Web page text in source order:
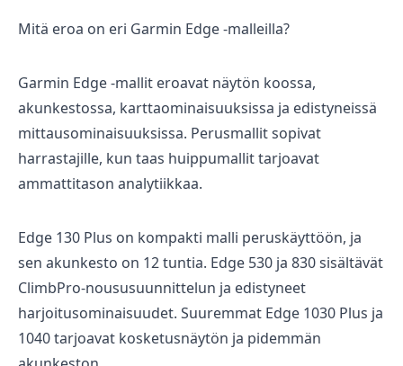
Mitä eroa on eri Garmin Edge -malleilla?
Garmin Edge -mallit eroavat näytön koossa,
akunkestossa, karttaominaisuuksissa ja edistyneissä
mittausominaisuuksissa. Perusmallit sopivat
harrastajille, kun taas huippumallit tarjoavat
ammattitason analytiikkaa.
Edge 130 Plus on kompakti malli peruskäyttöön, ja
sen akunkesto on 12 tuntia. Edge 530 ja 830 sisältävät
ClimbPro-noususuunnittelun ja edistyneet
harjoitusominaisuudet. Suuremmat Edge 1030 Plus ja
1040 tarjoavat kosketusnäytön ja pidemmän